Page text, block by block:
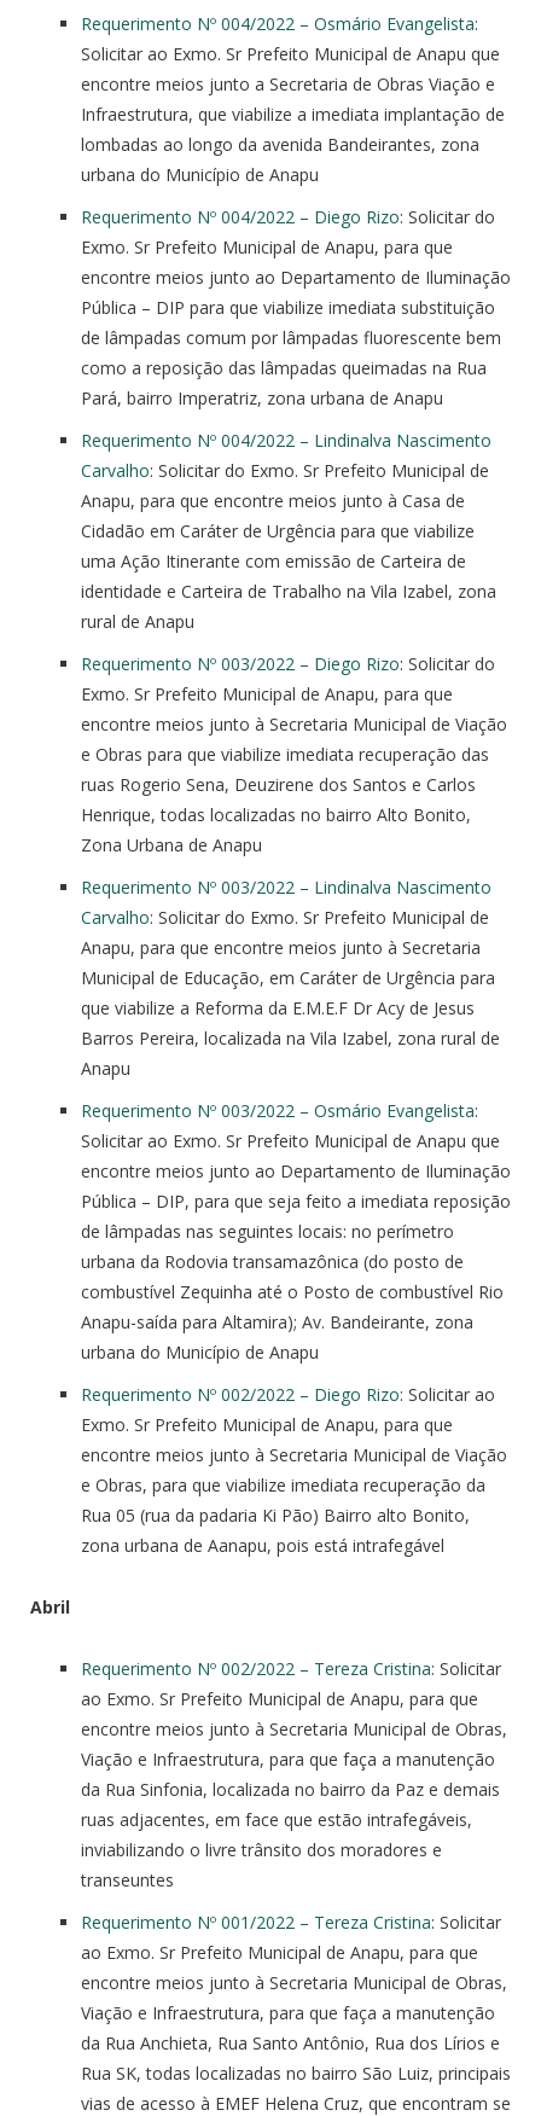
Requerimento Nº 004/2022 – Osmário Evangelista:
Solicitar ao Exmo. Sr Prefeito Municipal de Anapu que
encontre meios junto a Secretaria de Obras Viação e
Infraestrutura, que viabilize a imediata implantação de
lombadas ao longo da avenida Bandeirantes, zona
urbana do Município de Anapu
Requerimento Nº 004/2022 – Diego Rizo: Solicitar do
Exmo. Sr Prefeito Municipal de Anapu, para que
encontre meios junto ao Departamento de Iluminação
Pública – DIP para que viabilize imediata substituição
de lâmpadas comum por lâmpadas fluorescente bem
como a reposição das lâmpadas queimadas na Rua
Pará, bairro Imperatriz, zona urbana de Anapu
Requerimento Nº 004/2022 – Lindinalva Nascimento
Carvalho: Solicitar do Exmo. Sr Prefeito Municipal de
Anapu, para que encontre meios junto à Casa de
Cidadão em Caráter de Urgência para que viabilize
uma Ação Itinerante com emissão de Carteira de
identidade e Carteira de Trabalho na Vila Izabel, zona
rural de Anapu
Requerimento Nº 003/2022 – Diego Rizo: Solicitar do
Exmo. Sr Prefeito Municipal de Anapu, para que
encontre meios junto à Secretaria Municipal de Viação
e Obras para que viabilize imediata recuperação das
ruas Rogerio Sena, Deuzirene dos Santos e Carlos
Henrique, todas localizadas no bairro Alto Bonito,
Zona Urbana de Anapu
Requerimento Nº 003/2022 – Lindinalva Nascimento
Carvalho: Solicitar do Exmo. Sr Prefeito Municipal de
Anapu, para que encontre meios junto à Secretaria
Municipal de Educação, em Caráter de Urgência para
que viabilize a Reforma da E.M.E.F Dr Acy de Jesus
Barros Pereira, localizada na Vila Izabel, zona rural de
Anapu
Requerimento Nº 003/2022 – Osmário Evangelista:
Solicitar ao Exmo. Sr Prefeito Municipal de Anapu que
encontre meios junto ao Departamento de Iluminação
Pública – DIP, para que seja feito a imediata reposição
de lâmpadas nas seguintes locais: no perímetro
urbana da Rodovia transamazônica (do posto de
combustível Zequinha até o Posto de combustível Rio
Anapu-saída para Altamira); Av. Bandeirante, zona
urbana do Município de Anapu
Requerimento Nº 002/2022 – Diego Rizo: Solicitar ao
Exmo. Sr Prefeito Municipal de Anapu, para que
encontre meios junto à Secretaria Municipal de Viação
e Obras, para que viabilize imediata recuperação da
Rua 05 (rua da padaria Ki Pão) Bairro alto Bonito,
zona urbana de Aanapu, pois está intrafegável
Abril
Requerimento Nº 002/2022 – Tereza Cristina: Solicitar
ao Exmo. Sr Prefeito Municipal de Anapu, para que
encontre meios junto à Secretaria Municipal de Obras,
Viação e Infraestrutura, para que faça a manutenção
da Rua Sinfonia, localizada no bairro da Paz e demais
ruas adjacentes, em face que estão intrafegáveis,
inviabilizando o livre trânsito dos moradores e
transeuntes
Requerimento Nº 001/2022 – Tereza Cristina: Solicitar
ao Exmo. Sr Prefeito Municipal de Anapu, para que
encontre meios junto à Secretaria Municipal de Obras,
Viação e Infraestrutura, para que faça a manutenção
da Rua Anchieta, Rua Santo Antônio, Rua dos Lírios e
Rua SK, todas localizadas no bairro São Luiz, principais
vias de acesso à EMEF Helena Cruz, que encontram se